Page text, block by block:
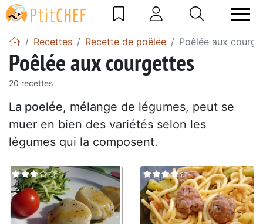
Recettes Recette de poëlée Poêlée aux
Poêlée aux courgettes
20 recettes
La poelée, mélange de légumes, peut se
muer en bien des variétés selon les
légumes qui la composent.